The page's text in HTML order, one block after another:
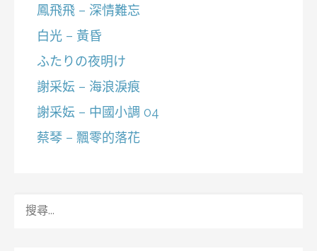
鳳飛飛 – 深情難忘
白光 – 黃昏
ふたりの夜明け
謝采妘 – 海浪淚痕
謝采妘 – 中國小調 04
蔡琴 – 飄零的落花